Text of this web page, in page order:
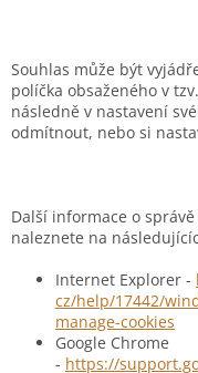
Souhlas může být
políčka obsaženého v
následně v nastavení
odmítnout, nebo si
Další informace o
naleznete na
Internet Explorer -
cz/help/17442/
manage-cookies
Google Chrome
- https://